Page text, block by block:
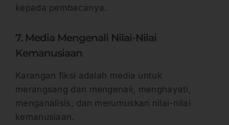
kepada pembacanya.
7. Media Mengenali Nilai-Nilai
Kemanusiaan
Karangan fiksi adalah media untuk
merangsang dan mengenali, menghayati,
menganalisis, dan merumuskan nilai-nilai
kemanusiaan.